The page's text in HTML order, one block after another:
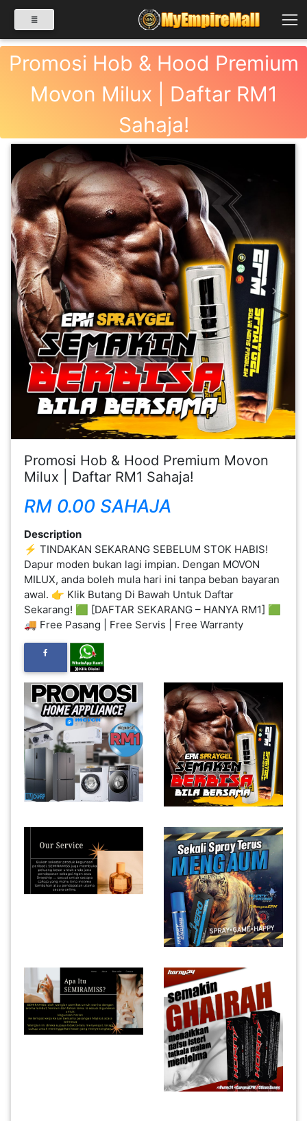
Promosi Hob & Hood Premium
Movon Milux | Daftar RM1
Sahaja!
Previous Next
Promosi Hob & Hood Premium Movon
Milux | Daftar RM1 Sahaja!
RM 0.00 SAHAJA
Description
⚡ TINDAKAN SEKARANG SEBELUM STOK HABIS!
Dapur moden bukan lagi impian. Dengan MOVON
MILUX, anda boleh mula hari ini tanpa beban bayaran
awal. 👉 Klik Butang Di Bawah Untuk Daftar
Sekarang! 🟩 [DAFTAR SEKARANG – HANYA RM1] 🟩
🚚 Free Pasang | Free Servis | Free Warranty
SELECT CATEGORY
PRODUK(0)
BABIES(0)
KESIHATAN(80)
PERNIAGAAN
RUNCIT(1)
FESYEN
WANITA(0)
KECANTIKAN(7)
WANGI(8)
PENDIDIKAN(19)
DERMA
DAN
INFAK(0)
TUDUNG(0)
ARTIKEL(14)
PEMBORONG(2)
PRODUK
MAKANAN(25)
ELEKTRONIK(5)
SUKAN/HOBI(2)